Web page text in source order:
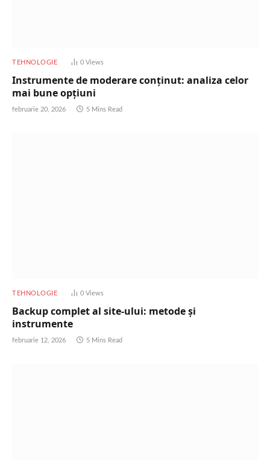
TEHNOLOGIE 0 Views
Instrumente de moderare conținut: analiza celor
mai bune opțiuni
februarie 20, 2026 5 Mins Read
TEHNOLOGIE 0 Views
Backup complet al site-ului: metode și
instrumente
februarie 12, 2026 5 Mins Read